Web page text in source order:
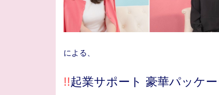
による、
!!起業サポート 豪華パッケ